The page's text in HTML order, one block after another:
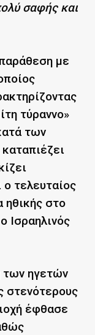
σαφής και
με
τύραννο»
των
ο τελευταίος
ηθικής στο
Ισραηλινός
των ηγετών
στενότερους
έφθασε